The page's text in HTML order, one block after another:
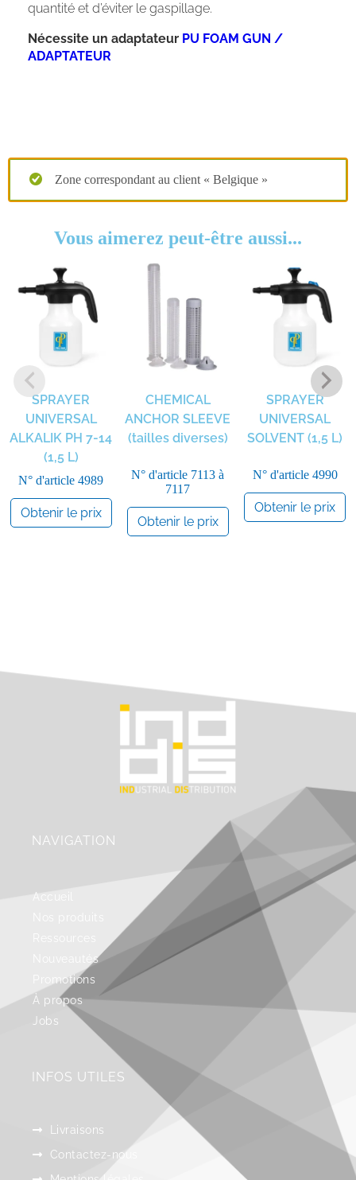
quantité et d’éviter le gaspillage.
Nécessite un adaptateur PU FOAM GUN /
ADAPTATEUR
Zone correspondant au client « Belgique »
Vous aimerez peut-être aussi...
SPRAYER
UNIVERSAL
ALKALIK PH 7-14
(1,5 L)
N° d'article 4989
Obtenir le prix
CHEMICAL
ANCHOR SLEEVE
(tailles diverses)
N° d'article 7113 à
7117
Obtenir le prix
SPRAYER
UNIVERSAL
SOLVENT (1,5 L)
N° d'article 4990
Obtenir le prix
NAVIGATION
Accueil
Nouveautés
Promotions
À propos
Jobs
INFOS UTILES
Livraisons
Contactez-nous